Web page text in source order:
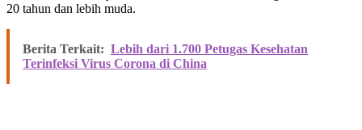
20 tahun dan lebih muda.
Berita Terkait: Lebih dari 1.700 Petugas Kesehatan
Terinfeksi Virus Corona di China